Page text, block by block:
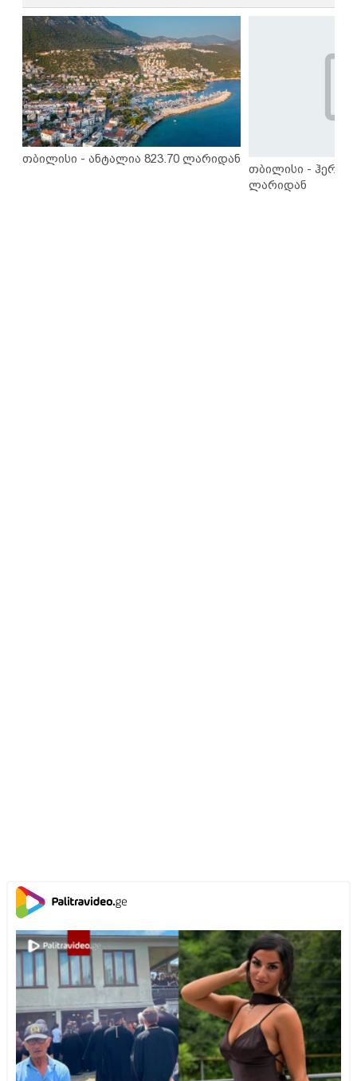
თბილისი - ანტალია 823.70 ლარიდან
თბილისი -
ლარიდან